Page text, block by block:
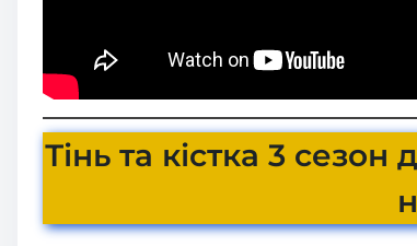
Тінь та кістка 3 сезон